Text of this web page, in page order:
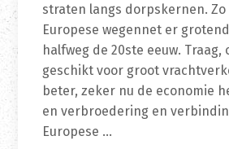
straten langs dorpskernen.
Europese wegennet er
halfweg de 20ste eeuw.
geschikt voor groot
beter, zeker nu de economie
en verbroedering en
Europese …